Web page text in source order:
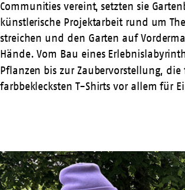
Communities vereint, setzten sie
künstlerische Projektarbeit rund um
streichen und den Garten auf
Hände. Vom Bau eines
Pflanzen bis zur Zaubervorstellung,
farbbeklecksten T-Shirts vor allem für